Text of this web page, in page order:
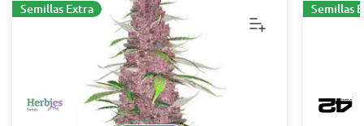
Semillas Extra
Semillas